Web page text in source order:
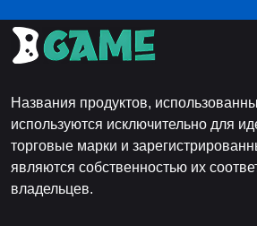
Названия продуктов,
используются исключительно для
торговые марки и
являются собственностью их
владельцев.